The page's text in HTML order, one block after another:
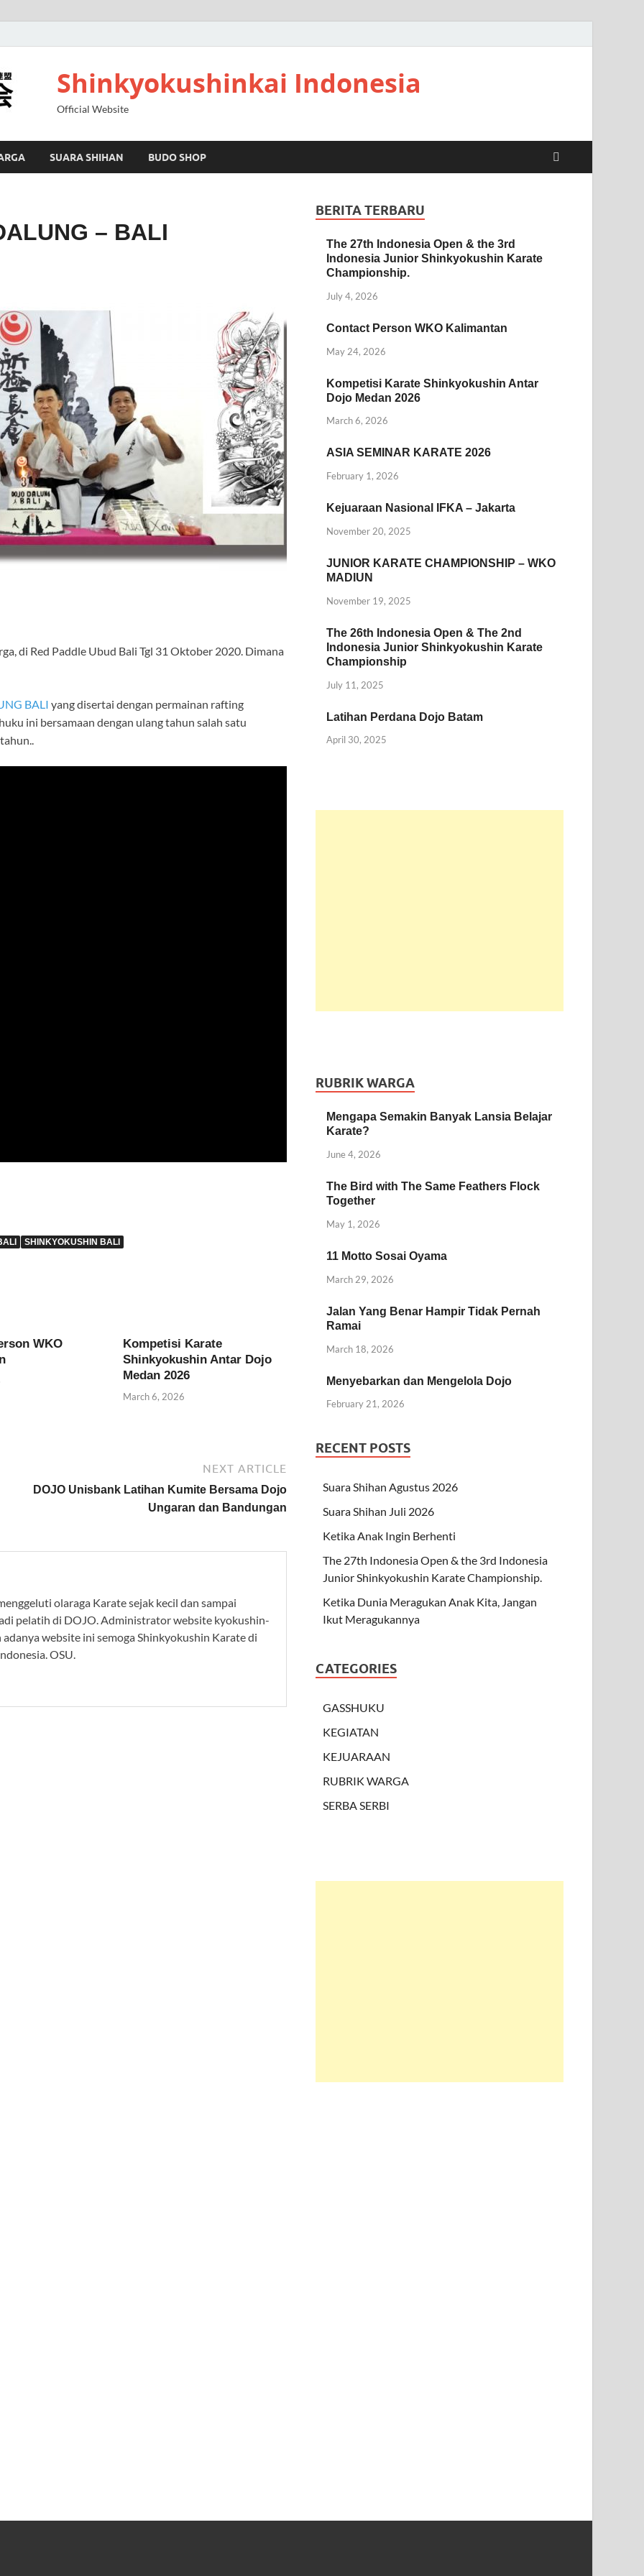
Shinkyokushinkai Indonesia
Official Website
SUARA SHIHAN BUDO SHOP
– BALI
di Red Paddle Ubud Bali Tgl 31 Oktober 2020. Dimana
BALI yang disertai dengan permainan rafting
ini bersamaan dengan ulang tahun salah satu
SHINKYOKUSHIN BALI
WKO
Kompetisi Karate
Shinkyokushin Antar Dojo
Medan 2026
March 6, 2026
NEXT ARTICLE
DOJO Unisbank Latihan Kumite Bersama Dojo
Ungaran dan Bandungan
olaraga Karate sejak kecil dan sampai
pelatih di DOJO. Administrator website kyokushin-
website ini semoga Shinkyokushin Karate di
OSU.
BERITA TERBARU
The 27th Indonesia Open & the 3rd
Indonesia Junior Shinkyokushin Karate
Championship.
July 4, 2026
Contact Person WKO Kalimantan
May 24, 2026
Kompetisi Karate Shinkyokushin Antar
Dojo Medan 2026
March 6, 2026
ASIA SEMINAR KARATE 2026
February 1, 2026
Kejuaraan Nasional IFKA – Jakarta
November 20, 2025
JUNIOR KARATE CHAMPIONSHIP – WKO
MADIUN
November 19, 2025
The 26th Indonesia Open & The 2nd
Indonesia Junior Shinkyokushin Karate
Championship
July 11, 2025
Latihan Perdana Dojo Batam
April 30, 2025
RUBRIK WARGA
Mengapa Semakin Banyak Lansia Belajar
Karate?
June 4, 2026
The Bird with The Same Feathers Flock
Together
May 1, 2026
11 Motto Sosai Oyama
March 29, 2026
Jalan Yang Benar Hampir Tidak Pernah
Ramai
March 18, 2026
Menyebarkan dan Mengelola Dojo
February 21, 2026
RECENT POSTS
Suara Shihan Agustus 2026
Suara Shihan Juli 2026
Ketika Anak Ingin Berhenti
The 27th Indonesia Open & the 3rd Indonesia
Junior Shinkyokushin Karate Championship.
Ketika Dunia Meragukan Anak Kita, Jangan
Ikut Meragukannya
CATEGORIES
GASSHUKU
KEGIATAN
KEJUARAAN
RUBRIK WARGA
SERBA SERBI